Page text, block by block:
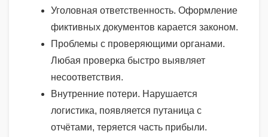
Уголовная ответственность. Оформление
фиктивных документов карается законом.
Проблемы с проверяющими органами.
Любая проверка быстро выявляет
несоответствия.
Внутренние потери. Нарушается
логистика, появляется путаница с
отчётами, теряется часть прибыли.